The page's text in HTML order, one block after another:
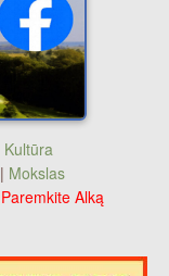
Kultūra
| Mokslas
Paremkite Alką